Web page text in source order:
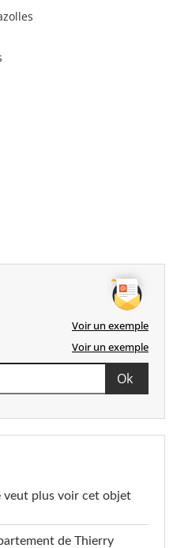
Voir un exemple
Voir un exemple
veut plus voir cet objet
de Thierry